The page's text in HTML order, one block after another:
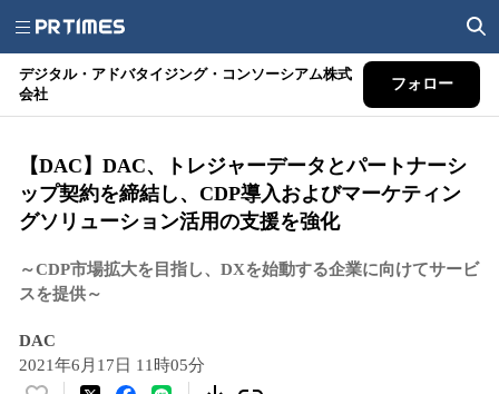
デジタル・アドバタイジング・コンソーシアム株式
会社
フォロー
【DAC】DAC、トレジャーデータとパートナーシ
ップ契約を締結し、CDP導入およびマーケティン
グソリューション活用の支援を強化
～CDP市場拡大を目指し、DXを始動する企業に向けてサービ
スを提供～
DAC
2021年6月17日 11時05分